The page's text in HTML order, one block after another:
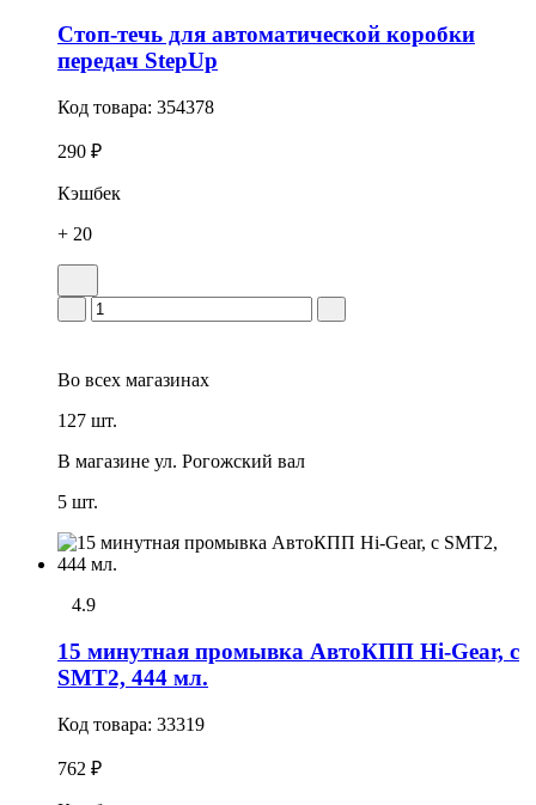
Стоп-течь для автоматической коробки
передач StepUp
Код товара: 354378
290 ₽
Кэшбек
+ 20
Во всех магазинах
127 шт.
В магазине ул. Рогожский вал
5 шт.
4.9
15 минутная промывка АвтоКПП Hi-Gear, с
SMT2, 444 мл.
Код товара: 33319
762 ₽